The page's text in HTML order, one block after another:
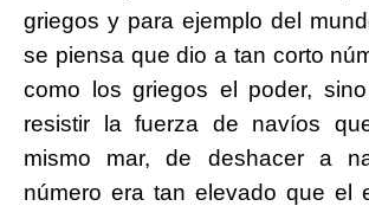
griegos y para ejemplo del
se piensa que dio a tan corto
como los griegos el poder,
resistir la fuerza de navíos
mismo mar, de deshacer a
número era tan elevado que el